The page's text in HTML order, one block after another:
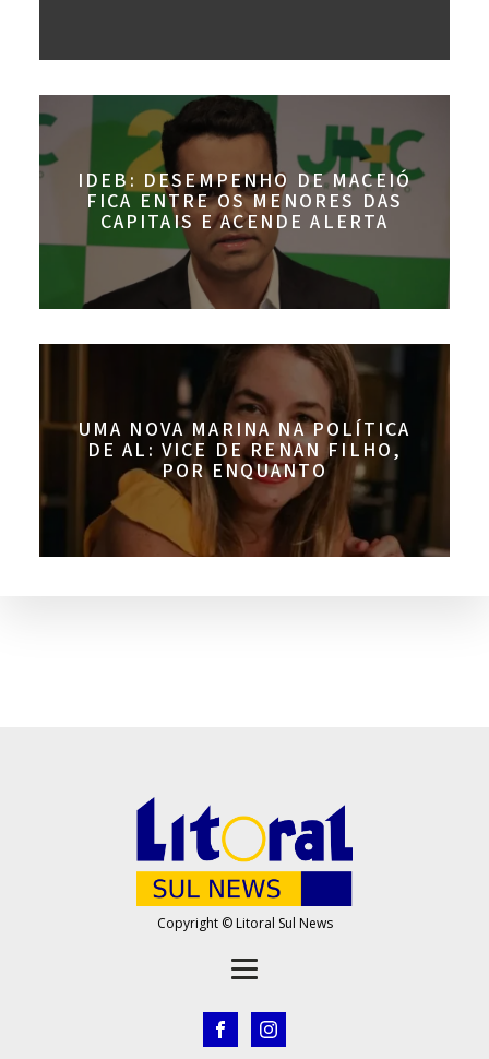
IDEB: DESEMPENHO DE MACEIÓ
FICA ENTRE OS MENORES DAS
CAPITAIS E ACENDE ALERTA
UMA NOVA MARINA NA POLÍTICA
DE AL: VICE DE RENAN FILHO,
POR ENQUANTO
Copyright © Litoral Sul News